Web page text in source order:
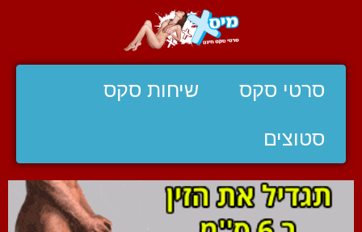
סרטי סקס שיחות סקס
סטוצים